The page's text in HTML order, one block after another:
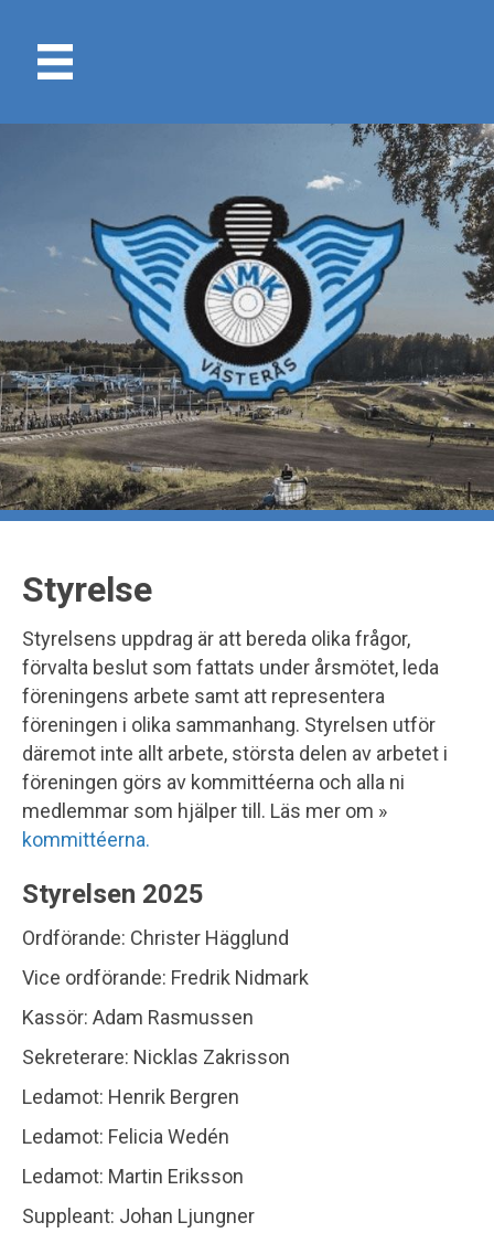
Styrelse
Styrelsens uppdrag är att bereda olika frågor,
förvalta beslut som fattats under årsmötet, leda
föreningens arbete samt att representera
föreningen i olika sammanhang. Styrelsen utför
däremot inte allt arbete, största delen av arbetet i
föreningen görs av kommittéerna och alla ni
medlemmar som hjälper till. Läs mer om »
kommittéerna.
Styrelsen 2025
Ordförande: Christer Hägglund
Vice ordförande: Fredrik Nidmark
Kassör: Adam Rasmussen
Sekreterare: Nicklas Zakrisson
Ledamot: Henrik Bergren
Ledamot: Felicia Wedén
Ledamot: Martin Eriksson
Suppleant: Johan Ljungner